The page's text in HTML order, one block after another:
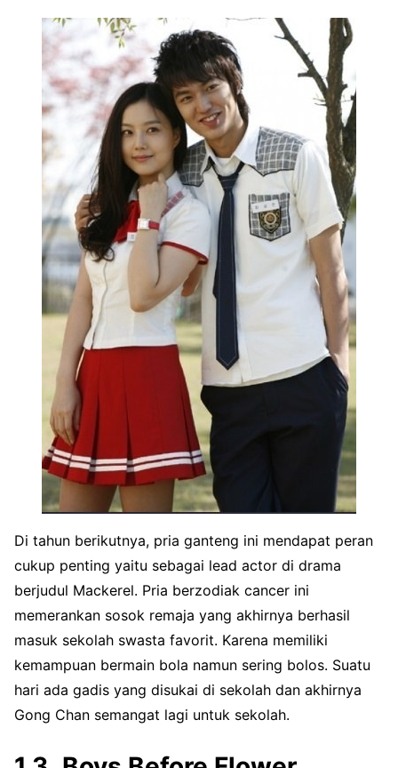
Di tahun berikutnya, pria ganteng ini mendapat peran
cukup penting yaitu sebagai lead actor di drama
berjudul Mackerel. Pria berzodiak cancer ini
memerankan sosok remaja yang akhirnya berhasil
masuk sekolah swasta favorit. Karena memiliki
kemampuan bermain bola namun sering bolos. Suatu
hari ada gadis yang disukai di sekolah dan akhirnya
Gong Chan semangat lagi untuk sekolah.